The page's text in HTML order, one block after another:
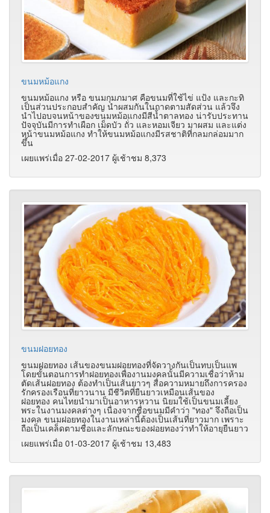
ขนมหม้อแกง
ขนมหม้อแกง หรือ ขนมกุมภมาศ คือขนมที่ใช้ไข่ แป้ง และกะทิ
เป็นส่วนประกอบสำคัญ นำผสมกันในถาดตามสัดส่วน แล้วจึง
นำไปอบจนหน้าของขนมหม้อแกงมีสีน้ำตาลทอง น่ารับประทาน
ปัจจุบันมีการทำเผือก เม็ดบัว ถั่ว และหอมเจียว มาผสม และแต่ง
หน้าขนมหม้อแกง ทำให้ขนมหม้อแกงมีรสชาติที่กลมกล่อมมาก
ขึ้น
เผยแพร่เมื่อ 27-02-2017 ผู้เช้าชม 8,373
ขนมฝอยทอง
ขนมฝอยทอง เส้นของขนมฝอยทองที่จัดวางกันเป็นทบเป็นแพ
โดยขั้นตอนการทำฝอยทองเพื่องานมงคลนั้นมีความเชื่อว่าห้าม
ตัดเส้นฝอยทอง ต้องทำเป็นเส้นยาวๆ สื่อความหมายถึงการครอง
รักครองเรือนที่ยาวนาน มีชีวิตที่ยืนยาวเหมือนเส้นของ
ฝอยทอง คนไทยนำมาเป็นอาหารหวาน นิยมใช้เป็นขนมเลี้ยง
พระในงานมงคลต่างๆ เนื่องจากชื่อขนมมีคำว่า "ทอง" จึงถือเป็น
มงคล ขนมฝอยทองในงานเหล่านี้ต้องเป็นเส้นที่ยาวมาก เพราะ
ถือเป็นเคล็ดตามชื่อและลักษณะของฝอยทองว่าทำให้อายุยืนยาว
เผยแพร่เมื่อ 01-03-2017 ผู้เช้าชม 13,483